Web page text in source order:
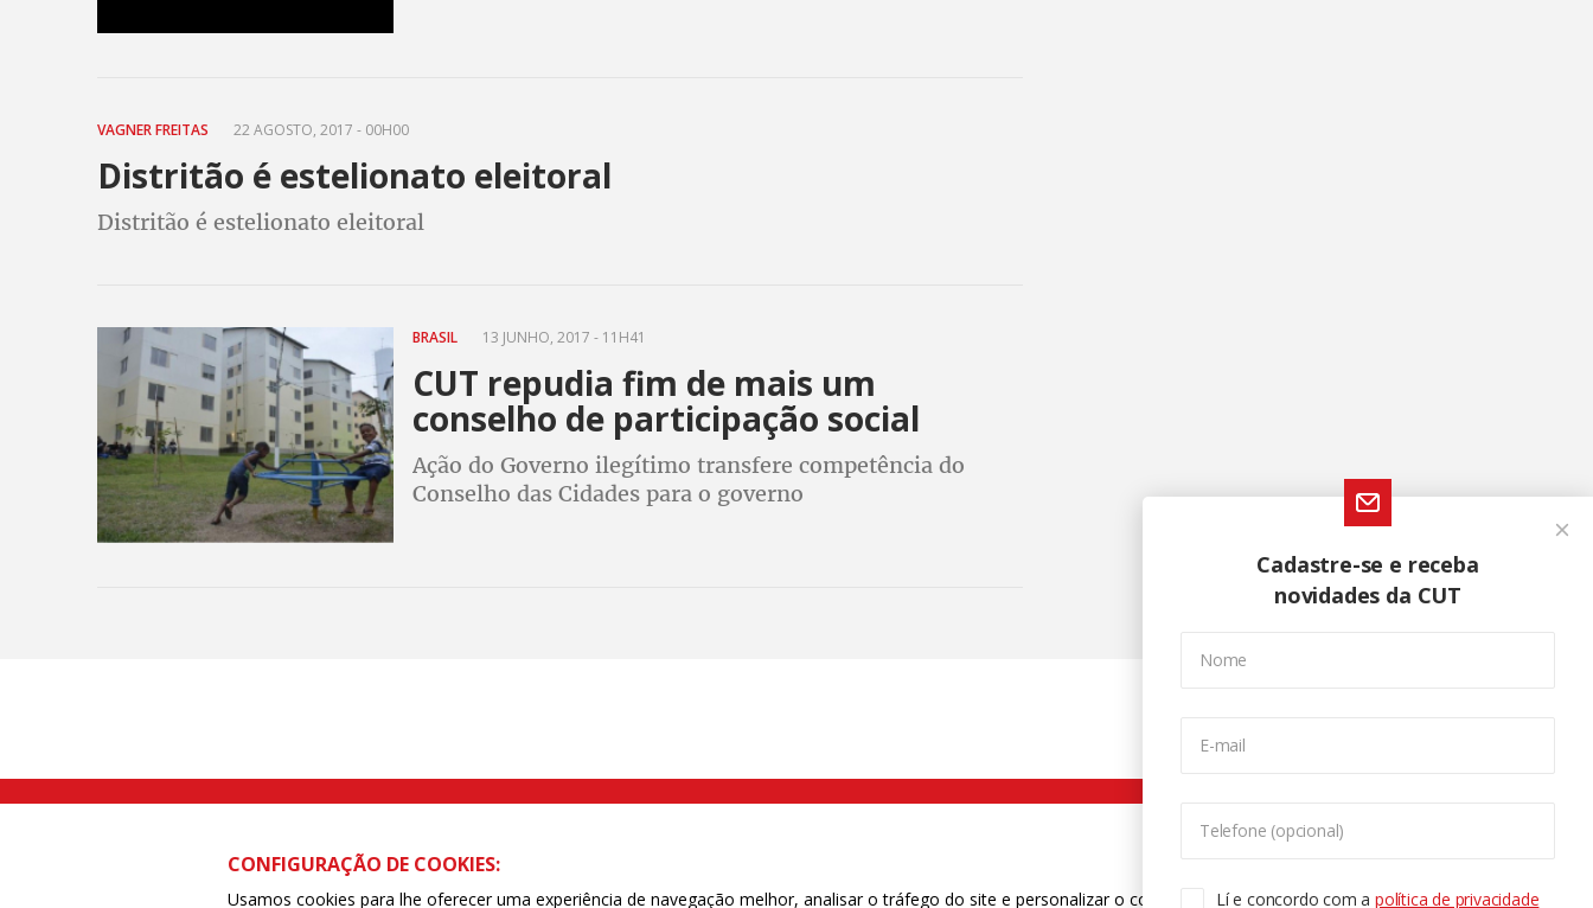
VAGNER FREITAS 22 AGOSTO, 2017 - 00H00
Distritão é estelionato eleitoral
Distritão é estelionato eleitoral
BRASIL 13 JUNHO, 2017 - 11H41
CUT repudia fim de mais um
conselho de participação social
Ação do Governo ilegítimo transfere competência do
Conselho das Cidades para o governo
Cadastre-se e receba
novidades da CUT
Nome
E-mail
Telefone (opcional)
Lí e concordo com apolítica de privacidade
Rua Caetano Pinto nº 575 CEP 03041-000 Brás, São Paulo/SP | Telefone (11) 2108 9200 - Fax (11) 2108 9310
CONFIGURAÇÃO DE COOKIES:
Usamos cookies para lhe oferecer uma experiência de navegação melhor, analisar o tráfego do site e personalizar o conteúdo. Para saber mais